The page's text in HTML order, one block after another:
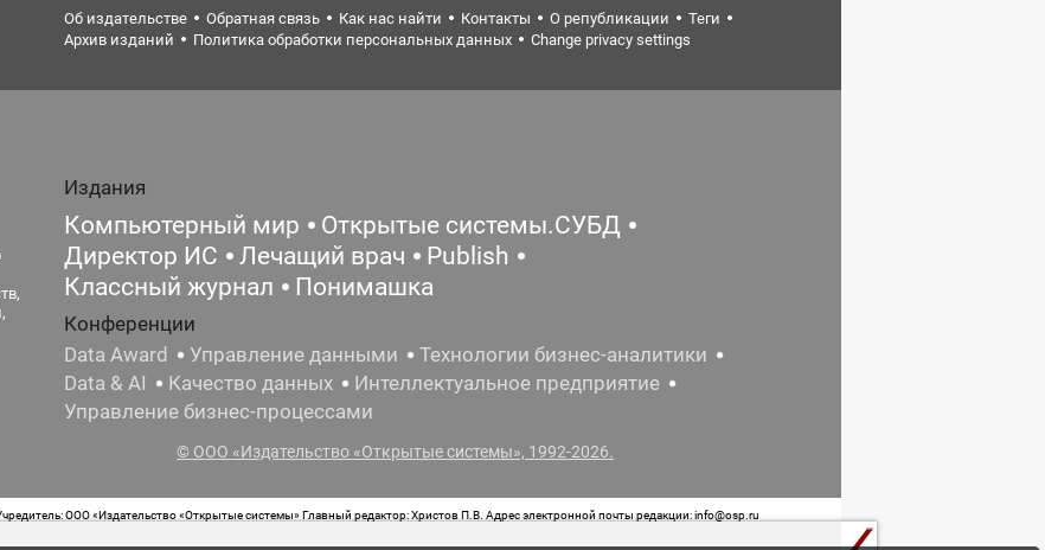
Об издательстве Обратная связь Как нас найти Контакты О републикации
Теги
Архив изданий
Политика обработки персональных данных Change privacy settings
Издания
Компьютерный мир
Открытые системы.СУБД
Директор ИС
Лечащий врач
Publish
Классный журнал
Понимашка
Конференции
Data Award
Управление данными
Технологии бизнес-аналитики
Data & AI
Качество данных
Интеллектуальное предприятие
Управление бизнес-процессами
© ООО «Издательство «Открытые системы», 1992-2026.
ООО «Издательство «Открытые системы» Главный редактор: Христов П.В. Адрес электронной почты редакции: info@osp.ru